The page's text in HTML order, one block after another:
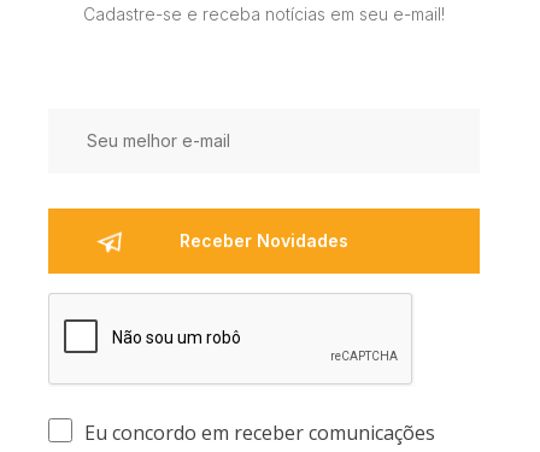
Cadastre-se e receba notícias em seu e-mail!
Eu concordo em receber comunicações